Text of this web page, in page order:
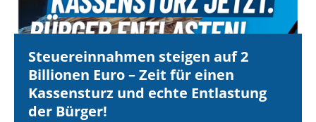
Steuereinnahmen steigen auf 2
Billionen Euro – Zeit für einen
Kassensturz und echte Entlastung
der Bürger!